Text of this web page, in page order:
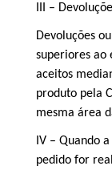
III –
Devoluções
superiores ao
aceitos
produto pela
mesma área
IV – Quando
pedido for